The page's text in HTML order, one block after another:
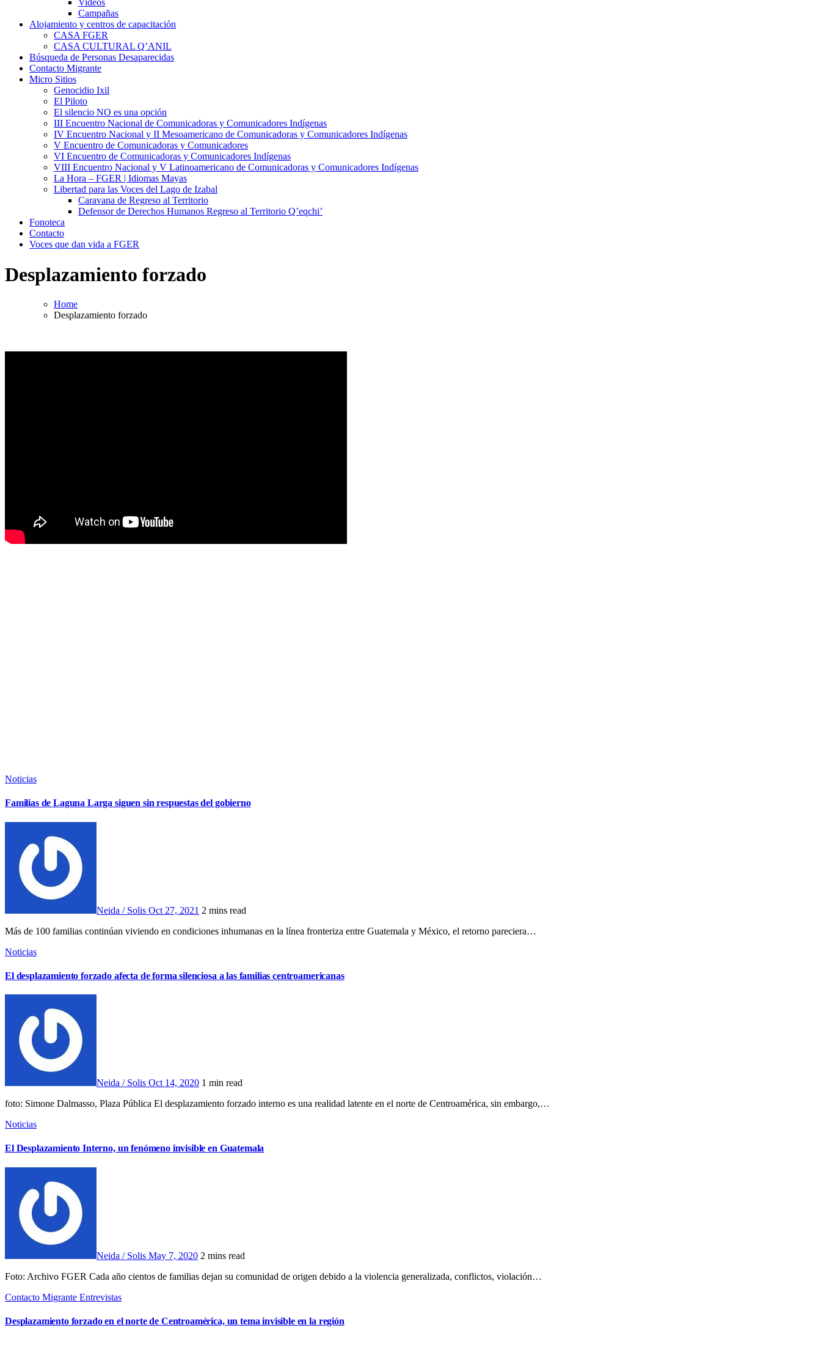
Videos
Campañas
Alojamiento y centros de capacitación
CASA FGER
CASA CULTURAL Q’ANIL
Búsqueda de Personas Desaparecidas
Contacto Migrante
Micro Sitios
Genocidio Ixil
El Piloto
El silencio NO es una opción
III Encuentro Nacional de Comunicadoras y Comunicadores Indígenas
IV Encuentro Nacional y II Mesoamericano de Comunicadoras y Comunicadores Indígenas
V Encuentro de Comunicadoras y Comunicadores
VI Encuentro de Comunicadoras y Comunicadores Indígenas
VIII Encuentro Nacional y V Latinoamericano de Comunicadoras y Comunicadores Indígenas
La Hora – FGER | Idiomas Mayas
Libertad para las Voces del Lago de Izabal
Caravana de Regreso al Territorio
Defensor de Derechos Humanos Regreso al Territorio Q’eqchi’
Fonoteca
Contacto
Voces que dan vida a FGER
Desplazamiento forzado
Home
Desplazamiento forzado
Noticias
Familias de Laguna Larga siguen sin respuestas del gobierno
Neida / Solis Oct 27, 2021 2 mins read
Más de 100 familias continúan viviendo en condiciones inhumanas en la línea fronteriza entre Guatemala y México, el retorno pareciera…
Noticias
El desplazamiento forzado afecta de forma silenciosa a las familias centroamericanas
Neida / Solis Oct 14, 2020 1 min read
foto: Simone Dalmasso, Plaza Pública El desplazamiento forzado interno es una realidad latente en el norte de Centroamérica, sin embargo,…
Noticias
El Desplazamiento Interno, un fenómeno invisible en Guatemala
Neida / Solis May 7, 2020 2 mins read
Foto: Archivo FGER Cada año cientos de familias dejan su comunidad de origen debido a la violencia generalizada, conflictos, violación…
Contacto Migrante Entrevistas
Desplazamiento forzado en el norte de Centroamérica, un tema invisible en la región